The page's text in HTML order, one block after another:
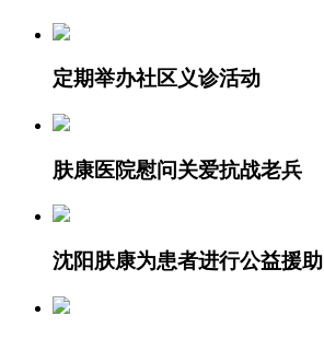
定期举办社区义诊活动
肤康医院慰问关爱抗战老兵
沈阳肤康为患者进行公益援助